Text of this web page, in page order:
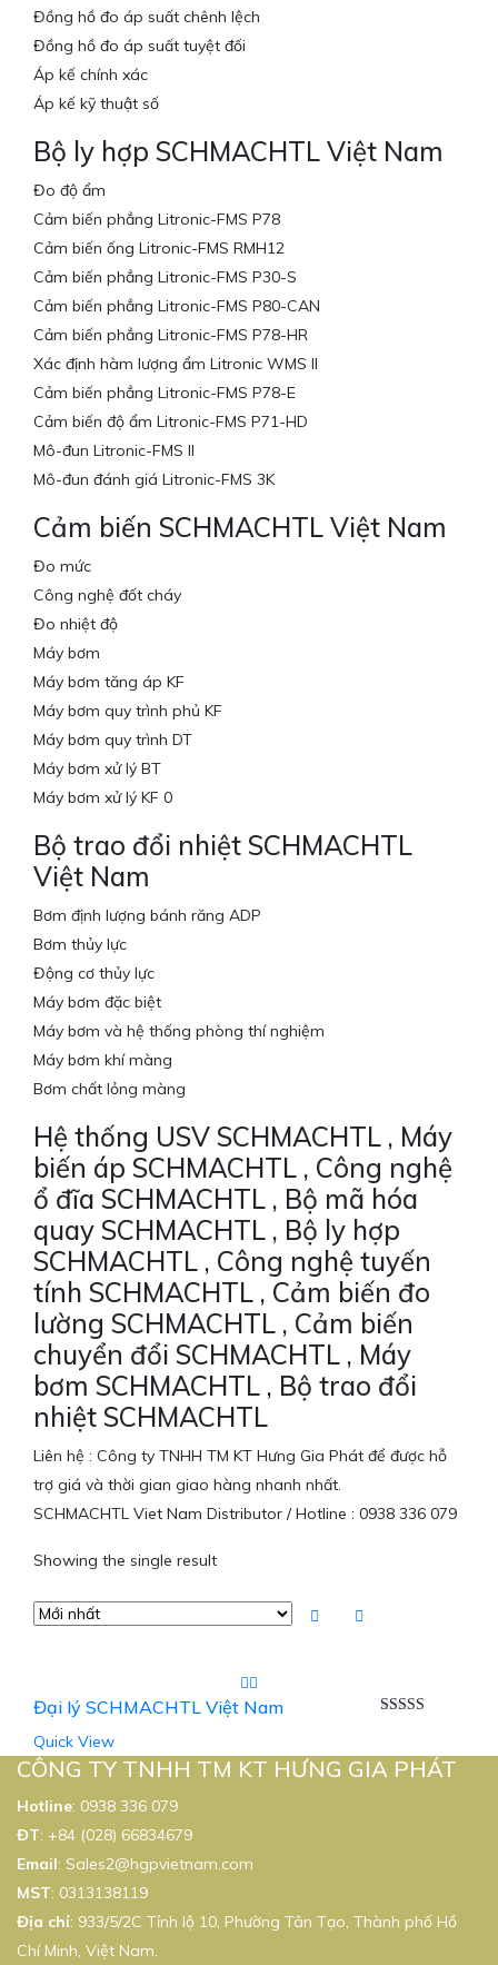
Đồng hồ đo áp suất chênh lệch
Đồng hồ đo áp suất tuyệt đối
Áp kế chính xác
Áp kế kỹ thuật số
Bộ ly hợp SCHMACHTL Việt Nam
Đo độ ẩm
Cảm biến phẳng Litronic-FMS P78
Cảm biến ống Litronic-FMS RMH12
Cảm biến phẳng Litronic-FMS P30-S
Cảm biến phẳng Litronic-FMS P80-CAN
Cảm biến phẳng Litronic-FMS P78-HR
Xác định hàm lượng ẩm Litronic WMS II
Cảm biến phẳng Litronic-FMS P78-E
Cảm biến độ ẩm Litronic-FMS P71-HD
Mô-đun Litronic-FMS II
Mô-đun đánh giá Litronic-FMS 3K
Cảm biến SCHMACHTL Việt Nam
Đo mức
Công nghệ đốt cháy
Đo nhiệt độ
Máy bơm
Máy bơm tăng áp KF
Máy bơm quy trình phủ KF
Máy bơm quy trình DT
Máy bơm xử lý BT
Máy bơm xử lý KF 0
Bộ trao đổi nhiệt SCHMACHTL
Việt Nam
Bơm định lượng bánh răng ADP
Bơm thủy lực
Động cơ thủy lực
Máy bơm đặc biệt
Máy bơm và hệ thống phòng thí nghiệm
Máy bơm khí màng
Bơm chất lỏng màng
Hệ thống USV SCHMACHTL , Máy
biến áp SCHMACHTL , Công nghệ
ổ đĩa SCHMACHTL , Bộ mã hóa
quay SCHMACHTL , Bộ ly hợp
SCHMACHTL , Công nghệ tuyến
tính SCHMACHTL , Cảm biến đo
lường SCHMACHTL , Cảm biến
chuyển đổi SCHMACHTL , Máy
bơm SCHMACHTL , Bộ trao đổi
nhiệt SCHMACHTL
Liên hệ : Công ty TNHH TM KT Hưng Gia Phát để được hỗ
trợ giá và thời gian giao hàng nhanh nhất.
SCHMACHTL Viet Nam Distributor / Hotline : 0938 336 079
Showing the single result
sao
Đại lý SCHMACHTL Việt Nam
Quick View
CÔNG TY TNHH TM KT HƯNG GIA PHÁT
Hotline: 0938 336 079
ĐT: +84 (028) 66834679
Email: Sales2@hgpvietnam.com
MST: 0313138119
Địa chỉ: 933/5/2C Tỉnh lộ 10, Phường Tân Tạo, Thành phố Hồ
Chí Minh, Việt Nam.